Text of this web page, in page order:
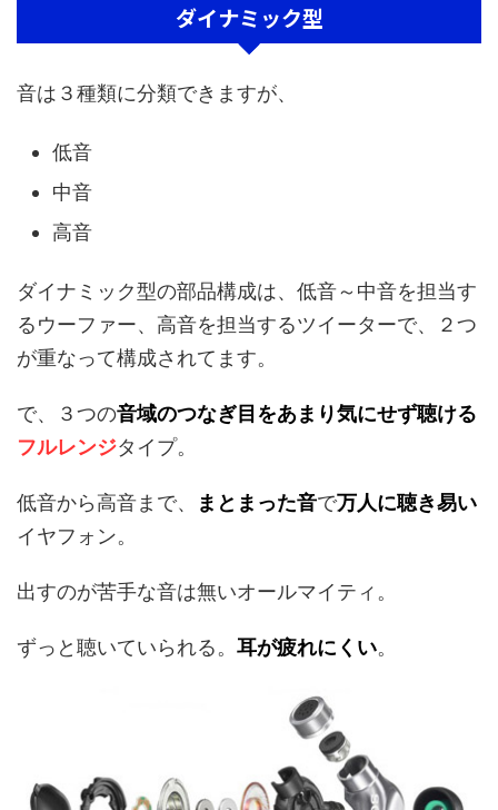
ダイナミック型
音は３種類に分類できますが、
低音
中音
高音
ダイナミック型の部品構成は、低音～中音を担当す
るウーファー、高音を担当するツイーターで、２つ
が重なって構成されてます。
で、３つの音域のつなぎ目をあまり気にせず聴ける
フルレンジタイプ。
低音から高音まで、 まとまった音で万人に聴き易い
イヤフォン。
出すのが苦手な音は無いオールマイティ。
ずっと聴いていられる。 耳が疲れにくい。